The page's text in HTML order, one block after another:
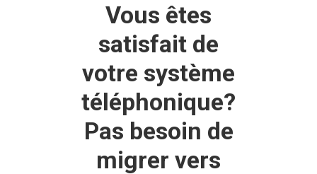
Vous êtes
satisfait de
votre système
téléphonique?
Pas besoin de
migrer vers